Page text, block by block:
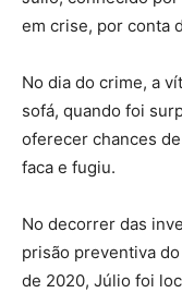
em crise, por conta
No dia do crime, a
sofá, quando foi
oferecer chances
faca e fugiu.
No decorrer das
prisão preventiva
de 2020, Júlio foi